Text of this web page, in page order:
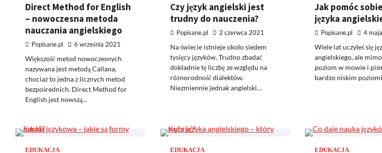
Direct Method for English
– nowoczesna metoda
nauczania angielskiego
Popisane.pl 6 września 2021
Większość metod nowoczesnych
nazywana jest metodą Callana,
chociaż to jedna z licznych metod
bezpośrednich. Direct Method for
English jest nowszą…
Czy język angielski jest
trudny do nauczenia?
Popisane.pl 2 czerwca 2021
Na świecie istnieje około siedem
tysięcy języków. Trudno zbadać
dokładnie tę liczbę ze względu na
różnorodność dialektów.
Niezmiennie jednak angielski…
Jak pomóc
języka
Popisane.pl 4
Wiele lat uczyłeś się
angielskiego, ale
poziom w mowie i
bardzo niskim
EDUKACJA EDUKACJA EDUKACJA